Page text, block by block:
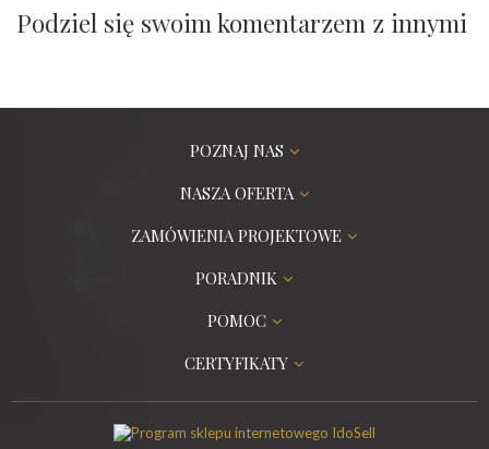
Podziel się swoim komentarzem z innymi
POZNAJ NAS
NASZA OFERTA
ZAMÓWIENIA PROJEKTOWE
PORADNIK
POMOC
CERTYFIKATY